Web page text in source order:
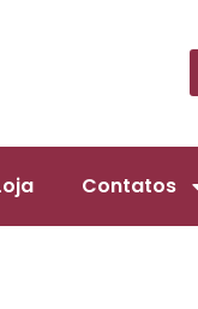
Contatos